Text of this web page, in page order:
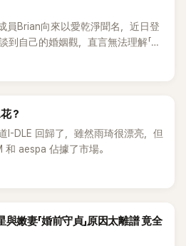
員Brian向來以愛乾淨聞名，近日登
到自己的婚姻觀，直言無法理解「連
」這種說法，更大方表明自己是不
？
I-DLE 回歸了，雖然雨琦很漂亮，但
和 aespa 佔據了市場。
嫩妻「婚前守貞」原因太離譜 竟全